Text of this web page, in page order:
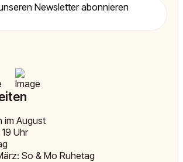
Newsletter abonnieren
im August
Uhr
So & Mo Ruhetag